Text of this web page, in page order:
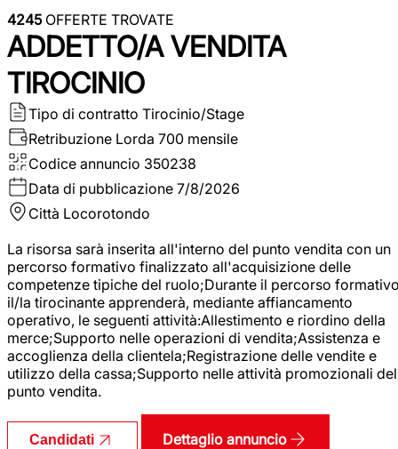
4245OFFERTE TROVATE
ADDETTO/A VENDITA
TIROCINIO
Tipo di contratto Tirocinio/Stage
Retribuzione Lorda 700 mensile
Codice annuncio 350238
Data di pubblicazione 7/8/2026
Città Locorotondo
La risorsa sarà inserita all'interno del punto vendita con un
percorso formativo finalizzato all'acquisizione delle
competenze tipiche del ruolo;Durante il percorso
il/la tirocinante apprenderà, mediante affiancamento
operativo, le seguenti attività:Allestimento e riordino della
merce;Supporto nelle operazioni di vendita;Assistenza e
accoglienza della clientela;Registrazione delle vendite e
utilizzo della cassa;Supporto nelle attività promozionali del
punto vendita.
Candidati Dettaglio annuncio